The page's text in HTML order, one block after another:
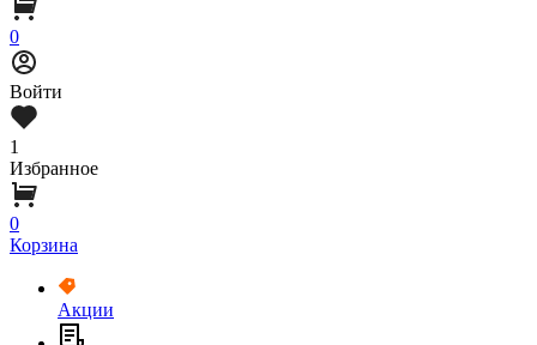
0
Войти
1
Избранное
0
Корзина
Акции